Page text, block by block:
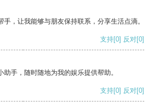
手，让我能够与朋友保持联系，分享生活点滴。
支持[0] 反对[0]
助手，随时随地为我的娱乐提供帮助。
支持[0] 反对[0]